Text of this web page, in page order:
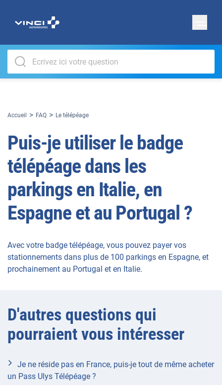
Accueil FAQ Le télépéage
Puis-je utiliser le badge
télépéage dans les
parkings en Italie, en
Espagne et au Portugal ?
Avec votre badge télépéage, vous pouvez payer vos
stationnements dans plus de 100 parkings en Espagne, et
prochainement au Portugal et en Italie.
D'autres questions qui
pourraient vous intéresser
Je ne réside pas en France, puis-je tout de même acheter
un Pass Ulys Télépéage ?